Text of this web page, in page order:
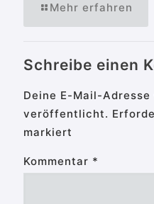
Mehr erfahren
Schreibe einen
Deine E-Mail-
veröffentlicht.
markiert
Kommentar *